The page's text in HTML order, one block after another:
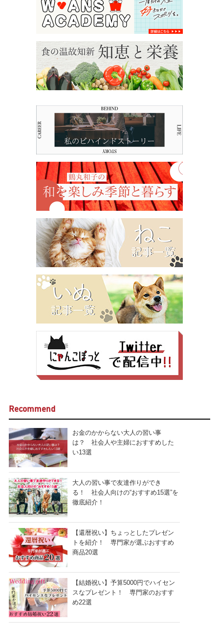
Recommend
お金のかからない大人の習い事
は？ 社会人や主婦におすすめした
い13選
大人の習い事で友達作りができ
る！ 社会人向けの“おすすめ15選”を
徹底紹介！
【還暦祝い】ちょっとしたプレゼン
トを紹介！ 専門家が選ぶおすすめ
商品20選
【結婚祝い】予算5000円でハイセン
スなプレゼント！ 専門家のおすす
め22選